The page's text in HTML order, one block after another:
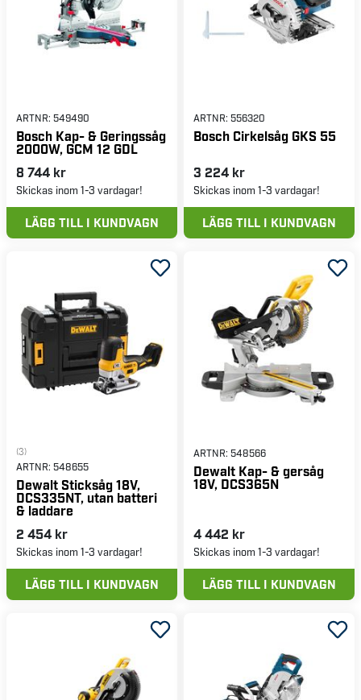
ARTNR: 549490
Bosch Kap- & Geringssåg
2000W, GCM 12 GDL
8 744 kr
Skickas inom 1-3 vardagar!
LÄGG TILL I KUNDVAGN
ARTNR: 556320
Bosch Cirkelsåg GKS 55
3 224 kr
Skickas inom 1-3 vardagar!
LÄGG TILL I KUNDVAGN
(3)
ARTNR: 548655
Dewalt Sticksåg 18V,
DCS335NT, utan batteri
& laddare
2 454 kr
Skickas inom 1-3 vardagar!
LÄGG TILL I KUNDVAGN
ARTNR: 548566
Dewalt Kap- & gersåg
18V, DCS365N
4 442 kr
Skickas inom 1-3 vardagar!
LÄGG TILL I KUNDVAGN